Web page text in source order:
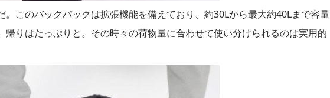
このバックパックは拡張機能を備えており、約30Lから最大約40Lまで容量
帰りはたっぷりと。その時々の荷物量に合わせて使い分けられるのは実用的